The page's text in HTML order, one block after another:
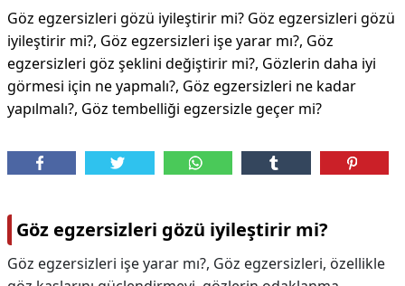
Göz egzersizleri gözü iyileştirir mi? Göz egzersizleri gözü
iyileştirir mi?, Göz egzersizleri işe yarar mı?, Göz
egzersizleri göz şeklini değiştirir mi?, Gözlerin daha iyi
görmesi için ne yapmalı?, Göz egzersizleri ne kadar
yapılmalı?, Göz tembelliği egzersizle geçer mi?
Göz egzersizleri gözü iyileştirir mi?
Göz egzersizleri işe yarar mı?, Göz egzersizleri, özellikle